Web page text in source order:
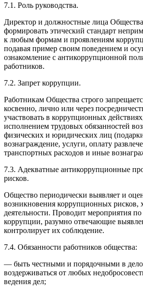
7.1. Роль руководства.
Директор и должностные лица
формировать этический стандарт
к любым формам и проявлениям
подавая пример своим поведением и
ознакомление с антикоррупционной
работников.
7.2. Запрет коррупции.
Работникам Общества строго
косвенно, лично или через
участвовать в коррупционных
исполнением трудовых обязанностей
физических и юридических лиц
вознаграждение, услуги, оплату
транспортных расходов и иные
7.3. Адекватные антикоррупционные
рисков.
Общество периодически выявляет и
возникновения коррупционных рисков,
деятельности. Проводит мероприятия
коррупции, разумно отвечающие
контролирует их соблюдение.
7.4. Обязанности работников общества:
— быть честными и порядочными в
воздерживаться от любых
ведения дел;